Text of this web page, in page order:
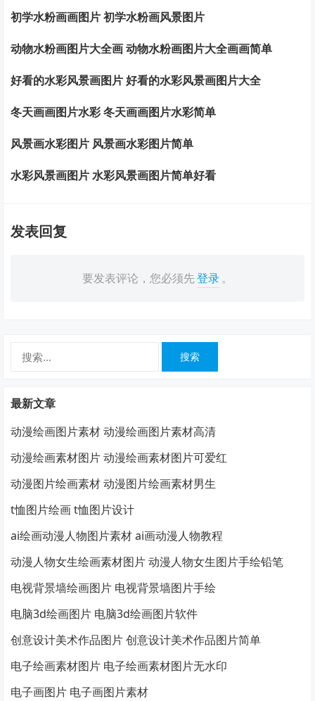
初学水粉画画图片 初学水粉画风景图片
动物水粉画图片大全画 动物水粉画图片大全画画简单
好看的水彩风景画图片 好看的水彩风景画图片大全
冬天画画图片水彩 冬天画画图片水彩简单
风景画水彩图片 风景画水彩图片简单
水彩风景画图片 水彩风景画图片简单好看
发表回复
要发表评论，您必须先登录。
最新文章
动漫绘画图片素材 动漫绘画图片素材高清
动漫绘画素材图片 动漫绘画素材图片可爱红
动漫图片绘画素材 动漫图片绘画素材男生
t恤图片绘画 t恤图片设计
ai绘画动漫人物图片素材 ai画动漫人物教程
动漫人物女生绘画素材图片 动漫人物女生图片手绘铅笔
电视背景墙绘画图片 电视背景墙图片手绘
电脑3d绘画图片 电脑3d绘画图片软件
创意设计美术作品图片 创意设计美术作品图片简单
电子绘画素材图片 电子绘画素材图片无水印
电子画图片 电子画图片素材